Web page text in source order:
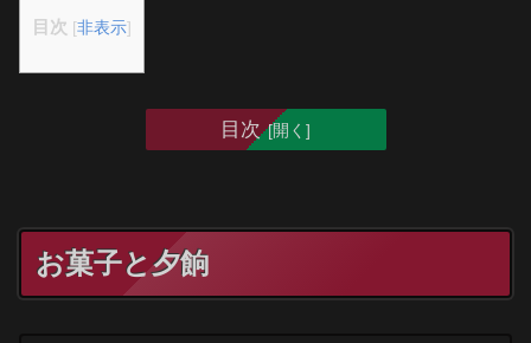
目次 [非表示]
目次
お菓子と夕餉